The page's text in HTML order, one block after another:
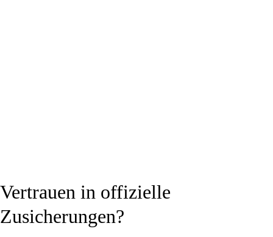
Vertrauen in offizielle
Zusicherungen?